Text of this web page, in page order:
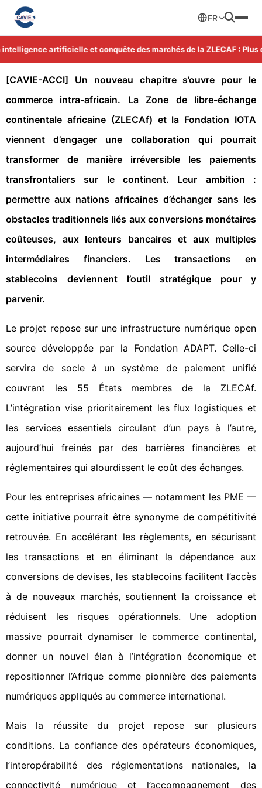
artificielle et conquête des marchés de la ZLECAF : Plus
FR
[CAVIE-ACCI] Un nouveau chapitre s’ouvre pour le
commerce intra-africain. La Zone de libre-échange
continentale africaine (ZLECAf) et la Fondation IOTA
viennent d’engager une collaboration qui pourrait
transformer de manière irréversible les paiements
transfrontaliers sur le continent. Leur ambition :
permettre aux nations africaines d’échanger sans les
obstacles traditionnels liés aux conversions monétaires
coûteuses, aux lenteurs bancaires et aux multiples
intermédiaires financiers. Les transactions en
stablecoins deviennent l’outil stratégique pour y
parvenir.
Le projet repose sur une infrastructure numérique open
source développée par la Fondation ADAPT. Celle-ci
servira de socle à un système de paiement unifié
couvrant les 55 États membres de la ZLECAf.
L’intégration vise prioritairement les flux logistiques et
les services essentiels circulant d’un pays à l’autre,
aujourd’hui freinés par des barrières financières et
réglementaires qui alourdissent le coût des échanges.
Pour les entreprises africaines — notamment les PME —
cette initiative pourrait être synonyme de compétitivité
retrouvée. En accélérant les règlements, en sécurisant
les transactions et en éliminant la dépendance aux
conversions de devises, les stablecoins facilitent l’accès
à de nouveaux marchés, soutiennent la croissance et
réduisent les risques opérationnels. Une adoption
massive pourrait dynamiser le commerce continental,
donner un nouvel élan à l’intégration économique et
repositionner l’Afrique comme pionnière des paiements
numériques appliqués au commerce international.
Mais la réussite du projet repose sur plusieurs
conditions. La confiance des opérateurs économiques,
l’interopérabilité des réglementations nationales, la
connectivité numérique et l’accompagnement des